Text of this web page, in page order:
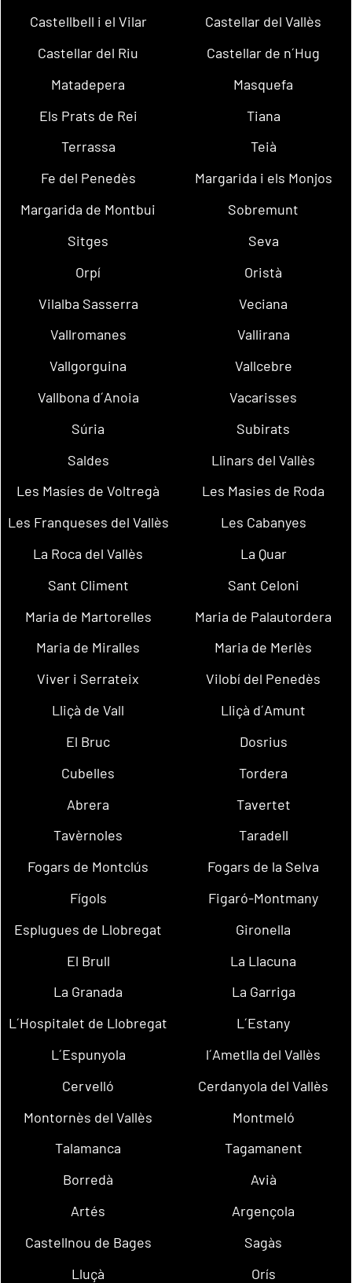
Castellbell i el Vilar
Castellar del Vallès
Castellar del Riu
Castellar de n´Hug
Matadepera
Masquefa
Els Prats de Rei
Tiana
Terrassa
Teià
Fe del Penedès
Margarida i els Monjos
Margarida de Montbui
Sobremunt
Sitges
Seva
Orpí
Oristà
Vilalba Sasserra
Veciana
Vallromanes
Vallirana
Vallgorguina
Vallcebre
Vallbona d´Anoia
Vacarisses
Súria
Subirats
Saldes
Llinars del Vallès
Les Masíes de Voltregà
Les Masies de Roda
Les Franqueses del Vallès
Les Cabanyes
La Roca del Vallès
La Quar
Sant Climent
Sant Celoni
Maria de Martorelles
Maria de Palautordera
Maria de Miralles
Maria de Merlès
Viver i Serrateix
Vilobí del Penedès
Lliçà de Vall
Lliçà d´Amunt
El Bruc
Dosrius
Cubelles
Tordera
Abrera
Tavertet
Tavèrnoles
Taradell
Fogars de Montclús
Fogars de la Selva
Fígols
Figaró-Montmany
Esplugues de Llobregat
Gironella
El Brull
La Llacuna
La Granada
La Garriga
L´Hospitalet de Llobregat
L´Estany
L´Espunyola
l´Ametlla del Vallès
Cervelló
Cerdanyola del Vallès
Montornès del Vallès
Montmeló
Talamanca
Tagamanent
Borredà
Avià
Artés
Argençola
Castellnou de Bages
Sagàs
Lluçà
Orís